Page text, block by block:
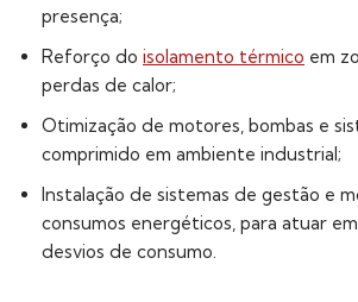
presença;
Reforço do isolamento térmico em
perdas de calor;
Otimização de motores, bombas e
comprimido em ambiente industrial;
Instalação de sistemas de gestão e
consumos energéticos, para atuar
desvios de consumo.